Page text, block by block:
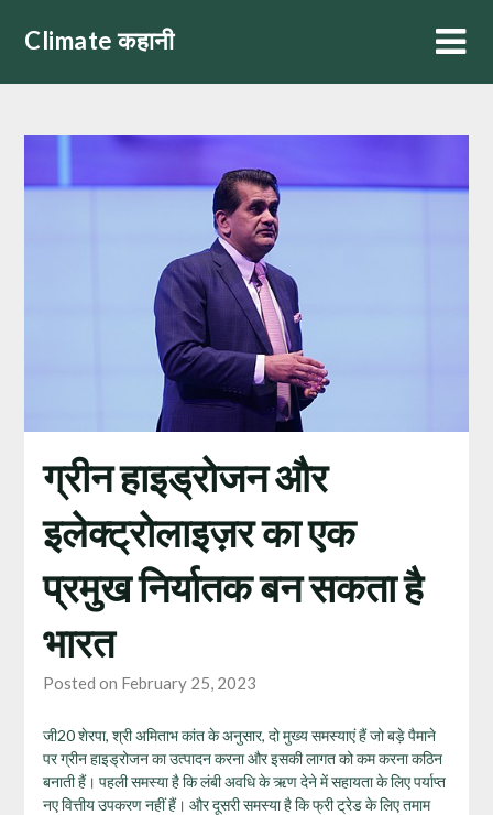
Climate कहानी
ग्रीन हाइड्रोजन और
इलेक्ट्रोलाइज़र का एक
प्रमुख निर्यातक बन सकता है
भारत
Posted on February 25, 2023
जी20 शेरपा, श्री अमिताभ कांत के अनुसार, दो मुख्य समस्याएं हैं जो बड़े पैमाने
पर ग्रीन हाइड्रोजन का उत्पादन करना और इसकी लागत को कम करना कठिन
बनाती हैं। पहली समस्या है कि लंबी अवधि के ऋण देने में सहायता के लिए पर्याप्त
नए वित्तीय उपकरण नहीं हैं। और दूसरी समस्या है कि फ्री ट्रेड के लिए तमाम